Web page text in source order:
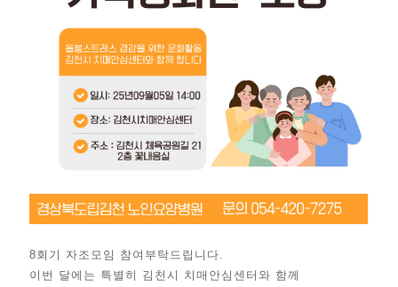
8회기 자조모임 참여부탁드립니다.
이번 달에는 특별히 김천시 치매안심센터와 함께